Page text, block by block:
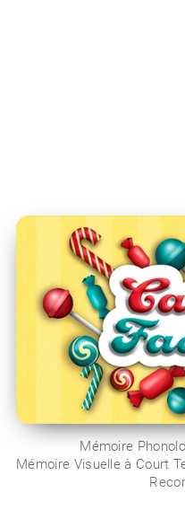
Mémoire
Mémoire Visuelle à Court